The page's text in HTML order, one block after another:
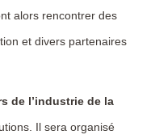
alors rencontrer des
et divers partenaires
de l’industrie de la
Il sera organisé